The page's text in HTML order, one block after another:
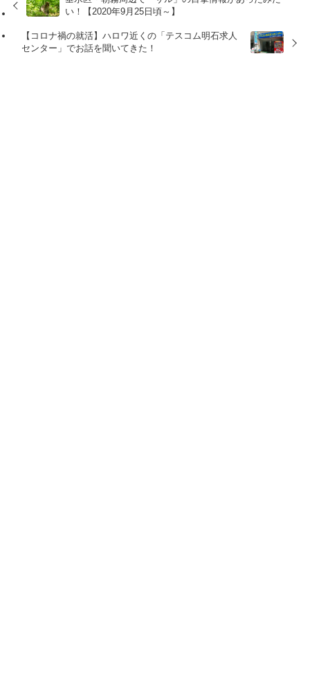
い！【2020年9月25日頃～】
【コロナ禍の就活】ハロワ近くの「テスコム明石求人
センター」でお話を聞いてきた！